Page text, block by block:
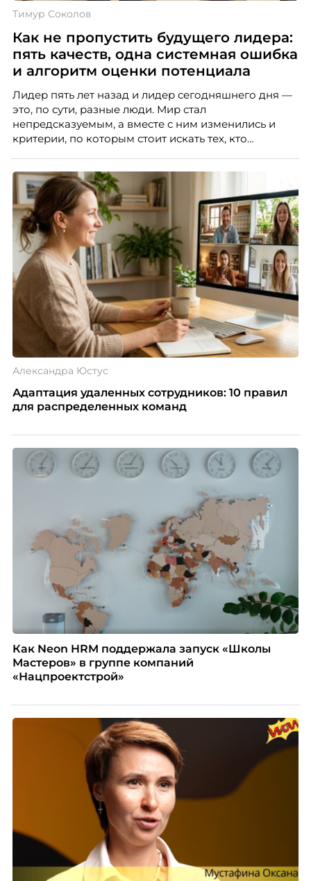
Тимур Соколов
Как не пропустить будущего лидера:
пять качеств, одна системная ошибка
и алгоритм оценки потенциала
Лидер пять лет назад и лидер сегодняшнего дня —
это, по сути, разные люди. Мир стал
непредсказуемым, а вместе с ним изменились и
критерии, по которым стоит искать тех, кто
«свадебного генерала», почему стандартные
системы оценки часто упускают самых талантливых
людей и как выявить лидерский потенциал ещё до
того, как он проявится в цифрах KPI, рассказывает
Тимур Соколов, ключевой эксперт по
стратегическому развитию и формированию
культуры лидерства в организациях.
Александра Юстус
Адаптация удаленных сотрудников: 10 правил
для распределенных команд
Как Neon HRM поддержала запуск «Школы
Мастеров» в группе компаний
«Нацпроектстрой»